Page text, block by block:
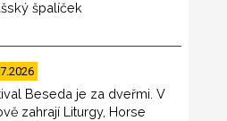
špalíček
Beseda je za dveřmi. V
zahrají Liturgy, Horse